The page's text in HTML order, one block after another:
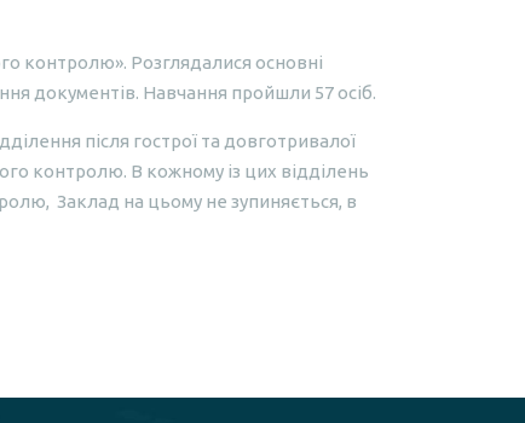
контролю». Розглядалися основні
документів. Навчання пройшли 57 осіб.
після гострої та довготривалої
контролю. В кожному із цих відділень
Заклад на цьому не зупиняється, в